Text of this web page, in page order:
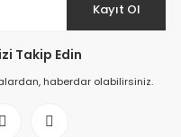
Kayıt Ol
Takip Edin
haberdar olabilirsiniz.